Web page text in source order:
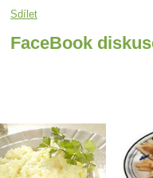
Sdílet
FaceBook